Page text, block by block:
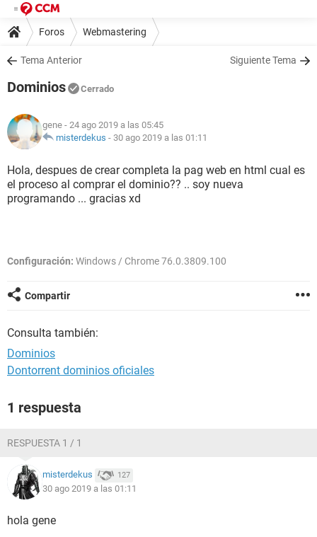
Foros Webmastering
Tema Anterior Siguiente Tema
Dominios Cerrado
gene - 24 ago 2019 a las 05:45
misterdekus - 30 ago 2019 a las 01:11
Hola, despues de crear completa la pag web en html cual es
el proceso al comprar el dominio?? .. soy nueva
programando ... gracias xd
Configuración: Windows / Chrome 76.0.3809.100
Compartir
Consulta también:
Dominios
Dontorrent dominios oficiales
1 respuesta
RESPUESTA 1 / 1
misterdekus 127
30 ago 2019 a las 01:11
hola gene